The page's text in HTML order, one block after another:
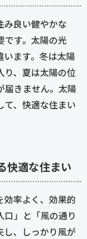
み良い健やかな
です。太陽の光
います。冬は太陽
り、夏は太陽の位
届きません。太陽
て、快適な住まい
快適な住まい
効率よく、効果的
」と「風の通り
し、しっかり風が